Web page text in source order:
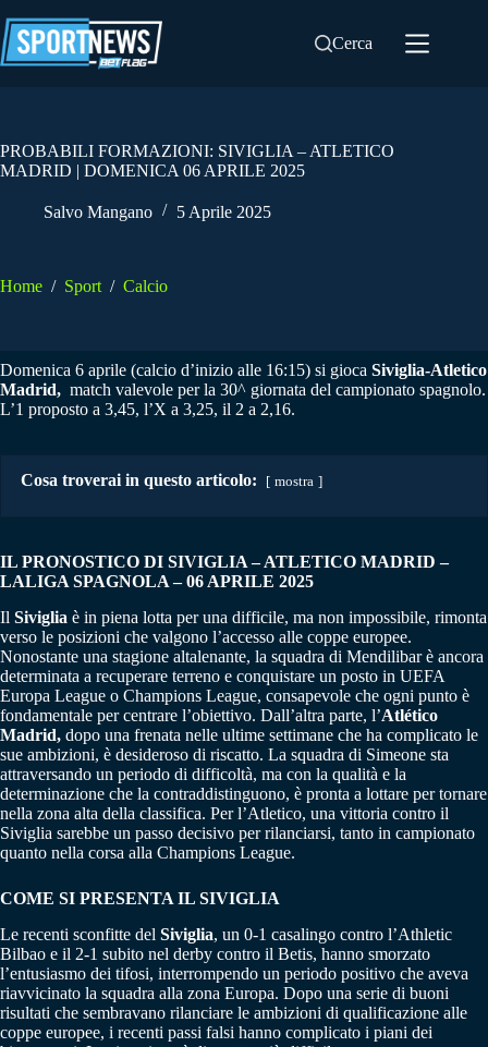
al
contenuto
Cerca
PROBABILI FORMAZIONI: SIVIGLIA – ATLETICO
MADRID | DOMENICA 06 APRILE 2025
Salvo Mangano 5 Aprile 2025
Home / Sport / Calcio
Domenica 6 aprile (calcio d’inizio alle 16:15) si gioca Siviglia-Atletico
Madrid, match valevole per la 30^ giornata del campionato spagnolo.
L’1 proposto a 3,45, l’X a 3,25, il 2 a 2,16.
Cosa troverai in questo articolo: mostra
IL PRONOSTICO DI SIVIGLIA – ATLETICO MADRID –
LALIGA SPAGNOLA – 06 APRILE 2025
Il Siviglia è in piena lotta per una difficile, ma non impossibile, rimonta
verso le posizioni che valgono l’accesso alle coppe europee.
Nonostante una stagione altalenante, la squadra di Mendilibar è ancora
determinata a recuperare terreno e conquistare un posto in UEFA
Europa League o Champions League, consapevole che ogni punto è
fondamentale per centrare l’obiettivo. Dall’altra parte, l’Atlético
Madrid, dopo una frenata nelle ultime settimane che ha complicato le
sue ambizioni, è desideroso di riscatto. La squadra di Simeone sta
attraversando un periodo di difficoltà, ma con la qualità e la
determinazione che la contraddistinguono, è pronta a lottare per tornare
nella zona alta della classifica. Per l’Atletico, una vittoria contro il
Siviglia sarebbe un passo decisivo per rilanciarsi, tanto in campionato
quanto nella corsa alla Champions League.
COME SI PRESENTA IL SIVIGLIA
Le recenti sconfitte del Siviglia, un 0-1 casalingo contro l’Athletic
Bilbao e il 2-1 subito nel derby contro il Betis, hanno smorzato
l’entusiasmo dei tifosi, interrompendo un periodo positivo che aveva
riavvicinato la squadra alla zona Europa. Dopo una serie di buoni
risultati che sembravano rilanciare le ambizioni di qualificazione alle
coppe europee, i recenti passi falsi hanno complicato i piani dei